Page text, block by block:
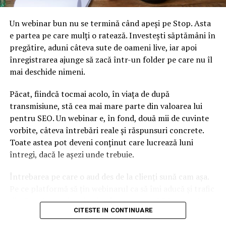
afirma că este îngrijorat de faptul că o nouă variantă
COVID-19, rezistentă la vaccinuri, s-ar putea răspîndi în
curând. „Există cel puțin o posibilitate ca această
variantă să ajungă să fie mai rezistentă la vaccinuri,
decât cea actuală”, a spus el.
Și oamenii de știință din Germania au avertizat luna
trecută că o variantă mai veche a COVID-19 – numită
varianta A.30 – poate sparge protecția oferită de
vaccinurile Pfizer și AstraZeneca. Cu toate acestea,
varianta nu a fost detectată de luni de zile, ultimele
probe de A.30 fiind raportate în perioada mai-iunie a
acestui an. Doar cinci cazuri de A.30 au fost raportate la
La rândul său, expertul american Anthony Fauci a
Un webinar bun nu se termină când apeși pe Stop. Asta
e partea pe care mulți o ratează. Investești săptămâni în
pregătire, aduni câteva sute de oameni live, iar apoi
înregistrarea ajunge să zacă într-un folder pe care nu îl
mai deschide nimeni.
Păcat, fiindcă tocmai acolo, în viața de după
transmisiune, stă cea mai mare parte din valoarea lui
pentru SEO. Un webinar e, în fond, două mii de cuvinte
vorbite, câteva întrebări reale și răspunsuri concrete.
Toate astea pot deveni conținut care lucrează luni
întregi, dacă le așezi unde trebuie.
Întrebarea pe care o aud des de la clienți sună cam așa.
din Google, nu doar lead-uri pe moment? Răspunsul
scurt e că platforma contează, dar nu în felul în care
CITESTE IN CONTINUARE